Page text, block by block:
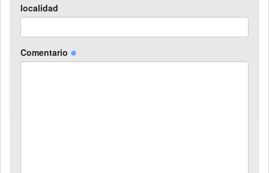
localidad
Comentario